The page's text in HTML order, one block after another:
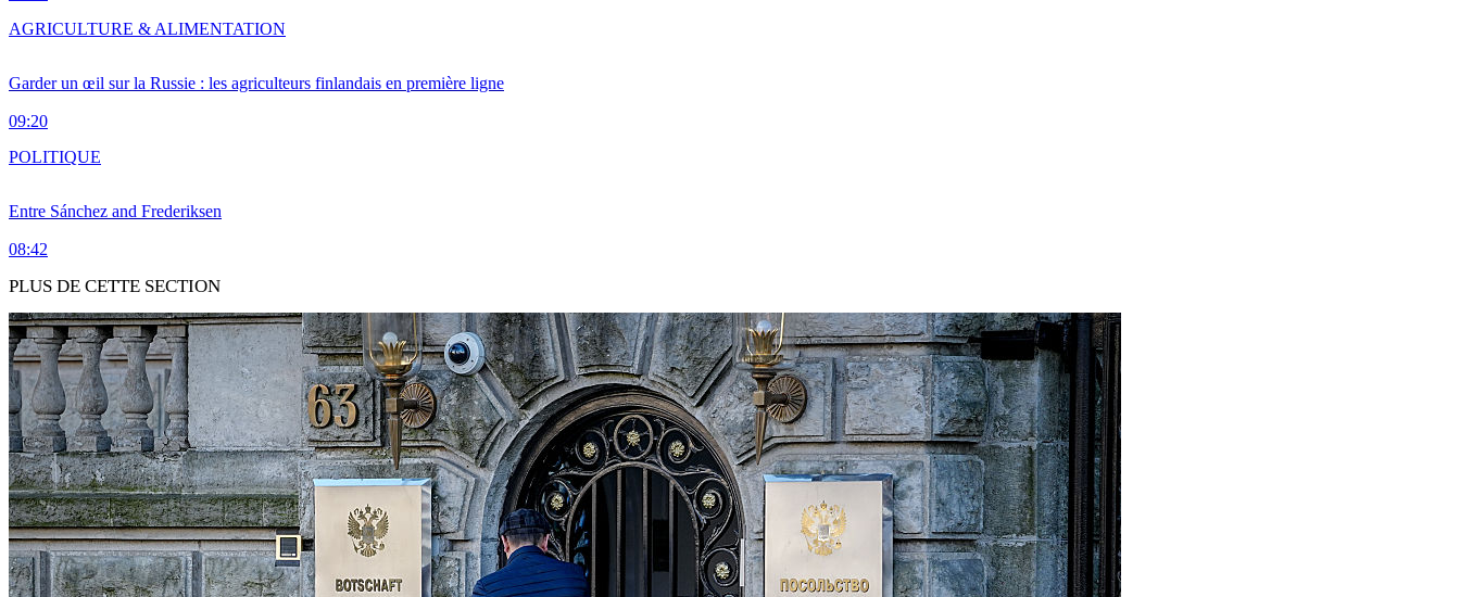
Garder un œil sur la Russie : les agriculteurs finlandais en première ligne
09:20
AGRICULTURE & ALIMENTATION
Entre Sánchez and Frederiksen
08:42
POLITIQUE
PLUS DE CETTE SECTION